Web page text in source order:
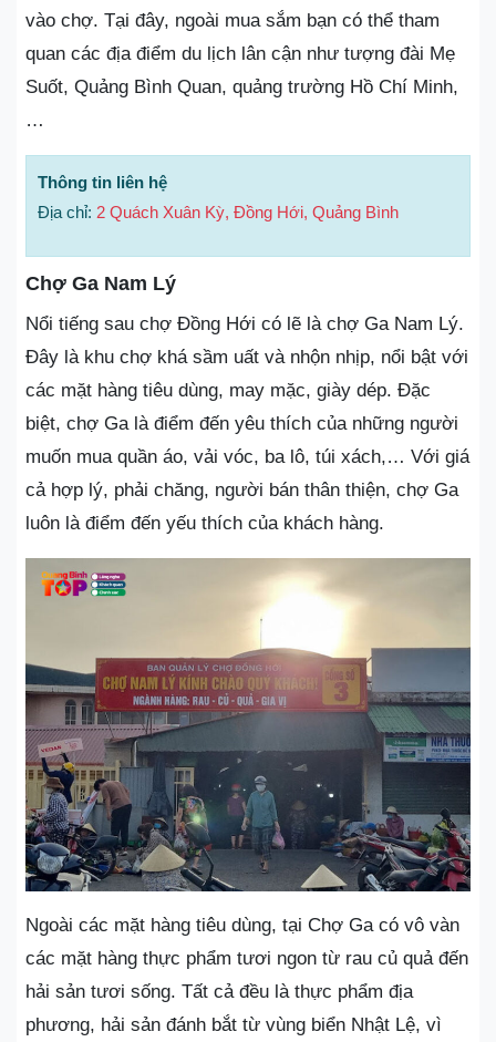
vào chợ. Tại đây, ngoài mua sắm bạn có thể tham
quan các địa điểm du lịch lân cận như tượng đài Mẹ
Suốt, Quảng Bình Quan, quảng trường Hồ Chí Minh,
…
Thông tin liên hệ
Địa chỉ: 2 Quách Xuân Kỳ, Đồng Hới, Quảng Bình
Chợ Ga Nam Lý
Nổi tiếng sau chợ Đồng Hới có lẽ là chợ Ga Nam Lý.
Đây là khu chợ khá sầm uất và nhộn nhịp, nổi bật với
các mặt hàng tiêu dùng, may mặc, giày dép. Đặc
biệt, chợ Ga là điểm đến yêu thích của những người
muốn mua quần áo, vải vóc, ba lô, túi xách,… Với giá
cả hợp lý, phải chăng, người bán thân thiện, chợ Ga
luôn là điểm đến yếu thích của khách hàng.
Ngoài các mặt hàng tiêu dùng, tại Chợ Ga có vô vàn
các mặt hàng thực phẩm tươi ngon từ rau củ quả đến
hải sản tươi sống. Tất cả đều là thực phẩm địa
phương, hải sản đánh bắt từ vùng biển Nhật Lệ, vì